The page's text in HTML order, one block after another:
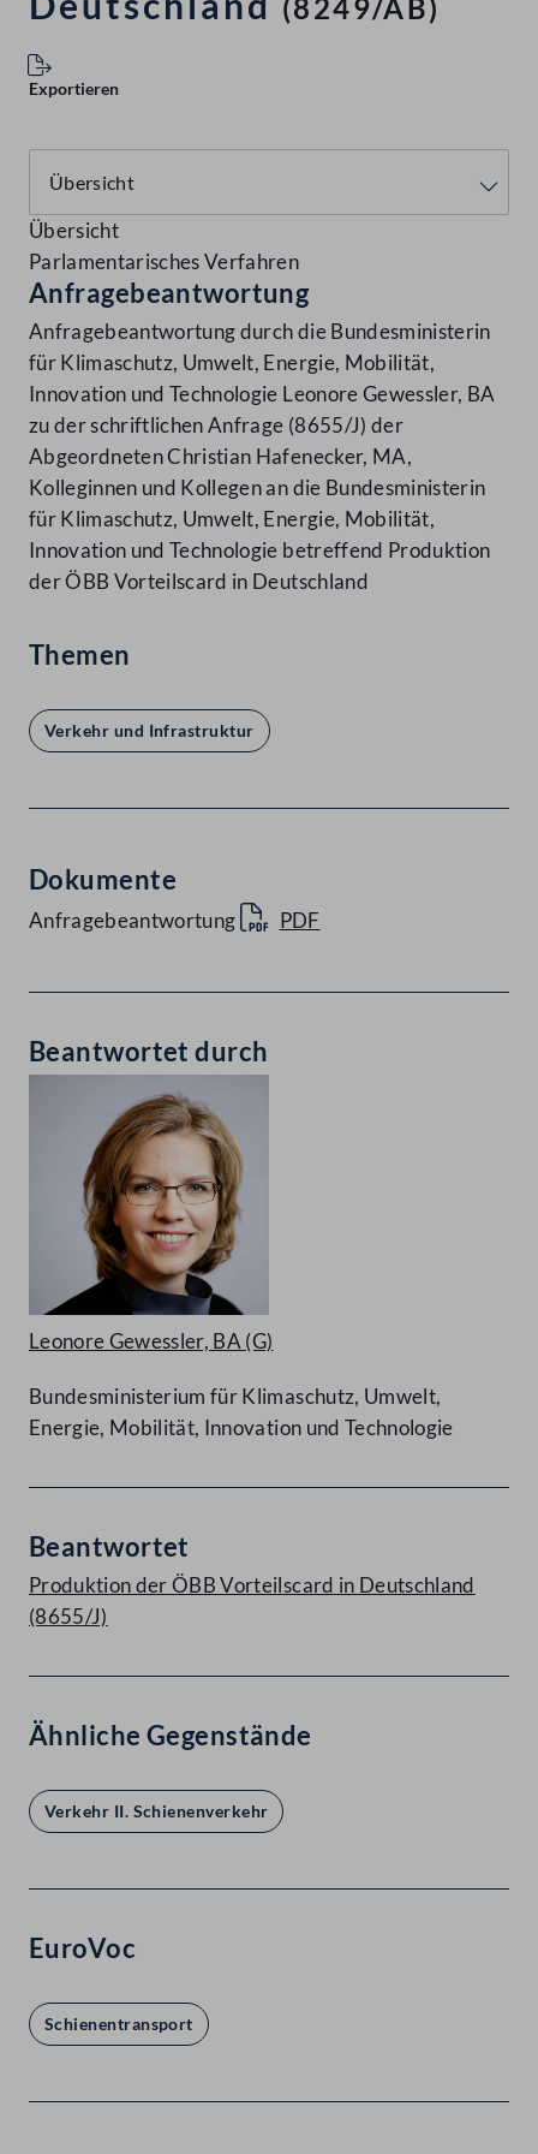
(8249/AB)
Exportieren
Übersicht
Parlamentarisches Verfahren
Anfragebeantwortung
Anfragebeantwortung durch die Bundesministerin
für Klimaschutz, Umwelt, Energie, Mobilität,
Innovation und Technologie Leonore Gewessler, BA
zu der schriftlichen Anfrage (8655/J) der
Abgeordneten Christian Hafenecker, MA,
Kolleginnen und Kollegen an die Bundesministerin
für Klimaschutz, Umwelt, Energie, Mobilität,
Innovation und Technologie betreffend Produktion
der ÖBB Vorteilscard in Deutschland
Themen
Verkehr und Infrastruktur
Dokumente
Anfragebeantwortung PDF
Beantwortet durch
Leonore Gewessler, BA (G)
Bundesministerium für Klimaschutz, Umwelt,
Energie, Mobilität, Innovation und Technologie
Beantwortet
Produktion der ÖBB Vorteilscard in Deutschland
(8655/J)
Ähnliche Gegenstände
Verkehr II. Schienenverkehr
EuroVoc
Schienentransport